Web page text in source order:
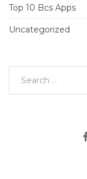
Top 10 Bcs Apps
Uncategorized